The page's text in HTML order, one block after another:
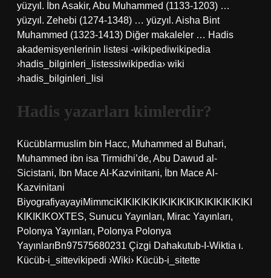
yüzyıl. İbn Asakir, Abu Muhammed (1133-1203) …
yüzyıl. Zehebi (1274-1348) … yüzyıl. Aisha Bint
Muhammed (1323-1413) Diğer makaleler … Hadis
akademisyenlerinin listesi -wikipediwikipedia
›hadis_bilginleri_listessiwikipedia› wiki
›hadis_bilginleri_lisi
Hadis yazarları kimlerdir?
Kücüblarmuslim bin Hacc, Muhammed al Buhari,
Muhammed ibn isa Tirmidhi’de, Abu Dawud al-
Sicistani, Ibn Mace Al-Kazvinitani, İbn Mace Al-
Kazvinitani
BiyografiyayayiMimmciKIKIKIKIKIKIKIKIKIKIKIKIKIKIKI
KIKIKIKOXTES, Sunucu Yayınları, Mirac Yayınları,
Polonya Yayınları, Polonya Polonya
YayınlarıBn97575680231 Çizgi Dahakutub-I-Wiktia ı.
Kücüb-i_sittevikipedi ›Wiki› Kücüb-i_sitette